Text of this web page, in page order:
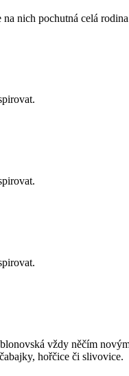
nich pochutná celá
vždy něčím
hořčice či slivovice.